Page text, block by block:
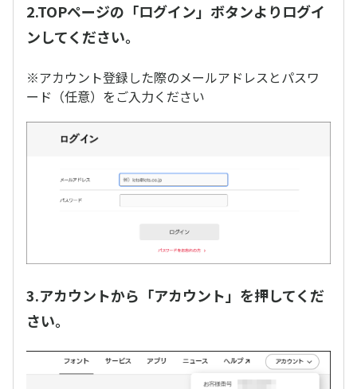
2.TOPページの「ログイン」ボタンよりログイ
ンしてください。
※アカウント登録した際のメールアドレスとパスワ
ード（任意）をご入力ください
3.アカウントから「アカウント」を押してくだ
さい。